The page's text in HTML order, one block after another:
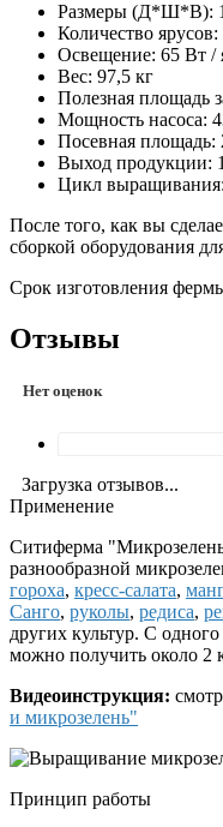
Размеры (Д*Ш*В):
Количество ярусов:
Освещение: 65 Вт /
Вес: 97,5 кг
Полезная площадь
Мощность насоса:
Посевная площадь:
Выход продукции:
Цикл
После того, как вы
сборкой оборудования
Срок изготовления
Отзывы
Нет оценок
Загрузка отзывов...
Применение
Ситиферма
разнообразной
гороха, кресс-салата,
Санго, руколы, редиса,
других культур. С
можно получить около 2
Видеоинструкция:
и микрозелень"
Принцип работы